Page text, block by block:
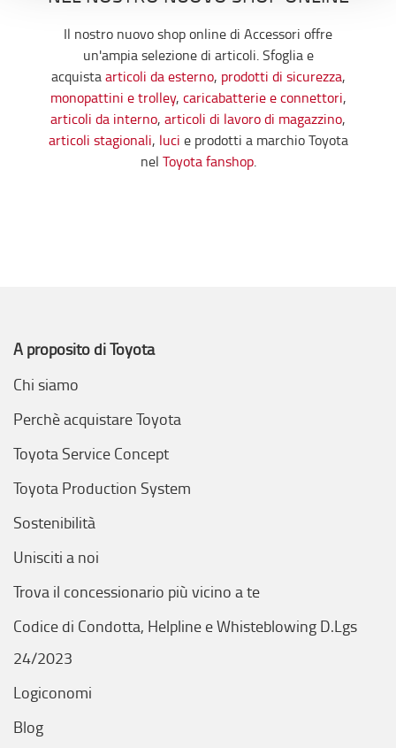
banner comporterà il permanere dei soli cookie tecnici ed
analytics, per i quali non occorre il tuo consenso. Potrai
comunque modificare le tue scelte in qualsiasi momento,
accedendo al link presente nel footer.
Il nostro nuovo shop online di Accessori offre
un'ampia selezione di articoli. Sfoglia e
acquistaarticoli da esterno, prodotti di sicurezza,
monopattini e trolley, caricabatterie e connettori,
articoli da interno, articoli di lavoro di magazzino,
articoli stagionali, luci e prodotti a marchio Toyota
nel Toyota fanshop.
A proposito di Toyota
Chi siamo
Perchè acquistare Toyota
Toyota Service Concept
Toyota Production System
Sostenibilità
Unisciti a noi
Trova il concessionario più vicino a te
Codice di Condotta, Helpline e Whisteblowing D.Lgs
24/2023
Logiconomi
Blog